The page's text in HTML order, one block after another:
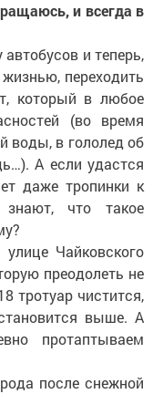
и всегда в
автобусов и теперь,
переходить
который в любое
(во время
воды, в гололед об
А если удастся
даже тропинки к
что такое
Чайковского
преодолеть не
тротуар чистится,
выше. А
протаптываем
после снежной